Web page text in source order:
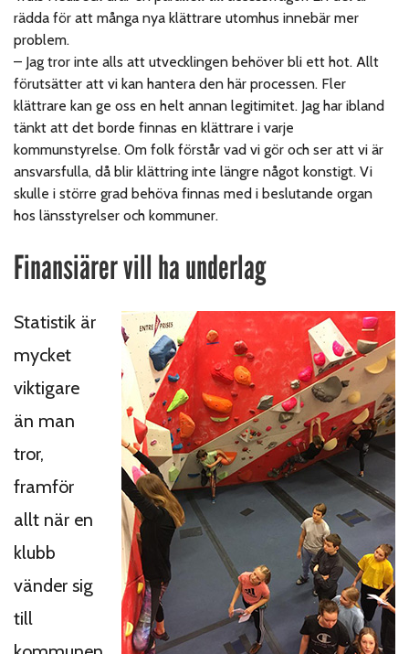
rädda för att många nya klättrare utomhus innebär mer
problem.
– Jag tror inte alls att utvecklingen behöver bli ett hot. Allt
förutsätter att vi kan hantera den här processen. Fler
klättrare kan ge oss en helt annan legitimitet. Jag har ibland
tänkt att det borde finnas en klättrare i varje
kommunstyrelse. Om folk förstår vad vi gör och ser att vi är
ansvarsfulla, då blir klättring inte längre något konstigt. Vi
skulle i större grad behöva finnas med i beslutande organ
hos länsstyrelser och kommuner.
Finansiärer vill ha underlag
Statistik är
mycket
viktigare
än man
tror,
framför
allt när en
klubb
vänder sig
till